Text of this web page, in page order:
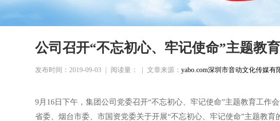
公司召开“不忘初心、牢记使命”主题教
发布时间：2019-09-03 阅读量： 文章来源： yabo.com深圳市音动文化传媒有
9月16日下午，集团公司党委召开“不忘初心、牢记使命”主题教育工作
省委、烟台市委、市国资党委关于开展“不忘初心、牢记使命”主题教